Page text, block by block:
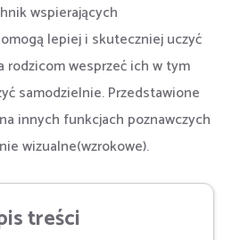
wspierających
lepiej i skuteczniej uczyć
rodzicom wesprzeć ich w tym
samodzielnie. Przedstawione
innych funkcjach poznawczych
wizualne(wzrokowe).
treści